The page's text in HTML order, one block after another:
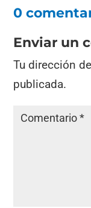
0
Enviar un
Tu dirección
publicada.